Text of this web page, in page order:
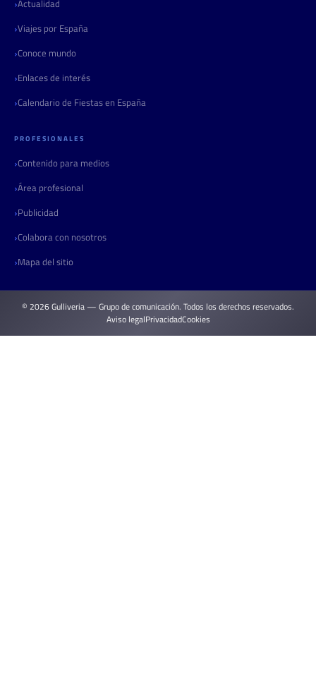
Actualidad
Viajes por España
Conoce mundo
Enlaces de interés
Calendario de Fiestas en España
PROFESIONALES
Contenido para medios
Área profesional
Publicidad
Colabora con nosotros
Mapa del sitio
© 2026 Gulliveria — Grupo de comunicación. Todos los derechos reservados.
Aviso legalPrivacidadCookies